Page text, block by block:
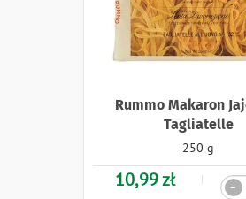
Rummo Makaron
Tagliatelle
250 g
10,99 zł Ilość
-